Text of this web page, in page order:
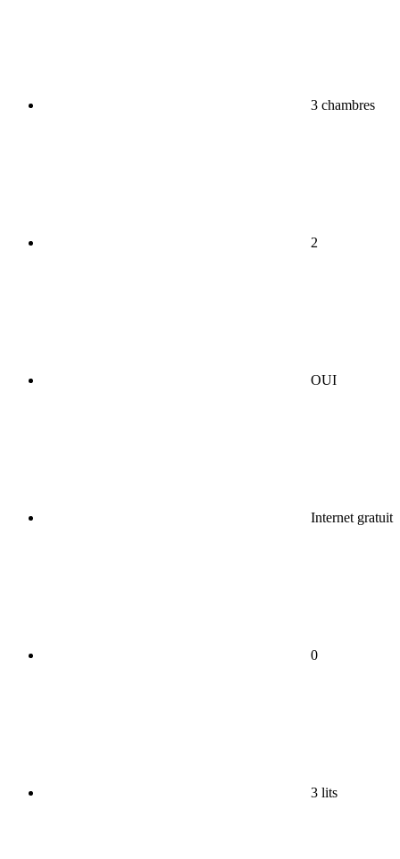
3 chambres
2
OUI
Internet gratuit
0
3 lits